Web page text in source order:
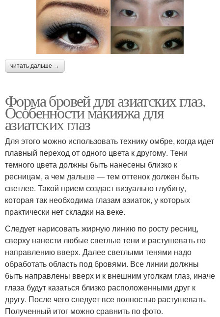
читать дальше →
Форма бровей для азиатских глаз.
Особенности макияжа для
азиатских глаз
Для этого можно использовать технику омбре, когда идет
плавный переход от одного цвета к другому. Тени
темного цвета должны быть нанесены близко к
ресницам, а чем дальше — тем оттенок должен быть
светлее. Такой прием создаст визуально глубину,
которая так необходима глазам азиаток, у которых
практически нет складки на веке.
Следует нарисовать жирную линию по росту ресниц,
сверху нанести любые светлые тени и растушевать по
направлению вверх. Далее светлыми тенями надо
обработать область под бровями. Все линии должны
быть направлены вверх и к внешним уголкам глаз, иначе
глаза будут казаться близко расположенными друг к
другу. После чего следует все полностью растушевать.
Полученный итог можно сравнить по фото.